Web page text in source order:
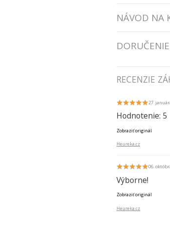
NÁVOD NA
DORUČENIE
RECENZIE
27.
Hodnotenie: 5
Zobraziť originál
Heureka.cz
06.
Výborne!
Zobraziť originál
Heureka.cz